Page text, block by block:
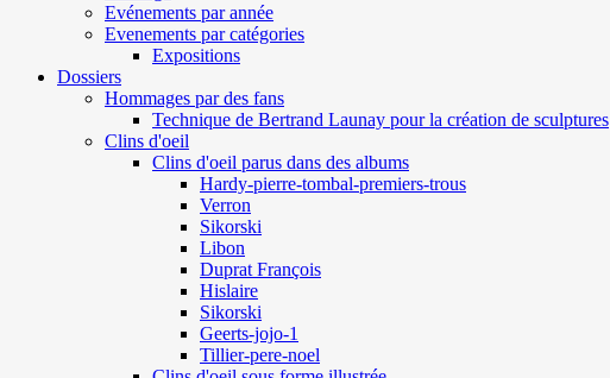
Evénements par année
Evenements par catégories
Expositions
Dossiers
Hommages par des fans
Technique de Bertrand Launay pour la création de sculptures
Clins d'oeil
Clins d'oeil parus dans des albums
Hardy-pierre-tombal-premiers-trous
Verron
Sikorski
Libon
Duprat François
Hislaire
Sikorski
Geerts-jojo-1
Tillier-pere-noel